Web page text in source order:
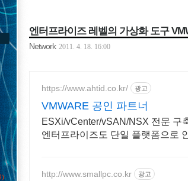
엔터프라이즈 레벨의 가상화 도구
Network 2011. 4. 18. 16:00
https://www.ahtid.co.kr/ 광고
VMWARE 공인 파트너
ESXi/vCenter/vSAN/NSX 전문 구
엔터프라이즈도 단일 플랫폼으로
http://www.smallpc.co.kr 광고